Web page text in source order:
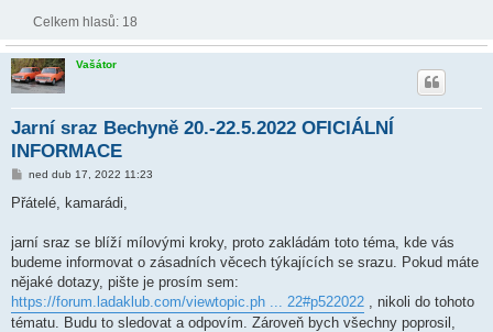
Celkem hlasů: 18
Vašátor
Jarní sraz Bechyně 20.-22.5.2022 OFICIÁLNÍ
INFORMACE
P
í
ě
e
k
ned dub 17, 2022 11:23
Přátelé, kamarádi,
jarní sraz se blíží mílovými kroky, proto zakládám toto téma, kde vás
budeme informovat o zásadních věcech týkajících se srazu. Pokud máte
nějaké dotazy, pište je prosím sem:
https://forum.ladaklub.com/viewtopic.ph ... 22#p522022 , nikoli do tohoto
tématu. Budu to sledovat a odpovím. Zároveň bych všechny poprosil,